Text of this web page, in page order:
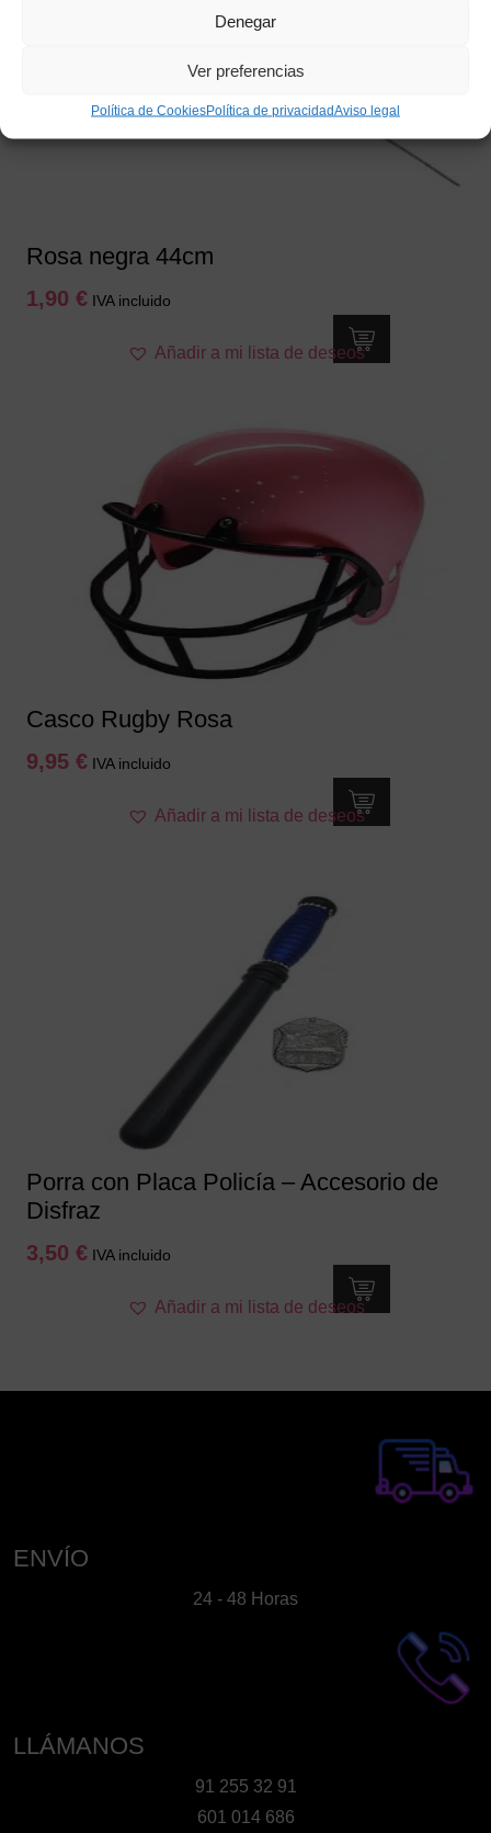
Denegar
Ver preferencias
Política de CookiesPolítica de privacidadAviso legal
Rosa negra 44cm
1,90 € IVA incluido
Añadir a mi lista de deseos
Casco Rugby Rosa
9,95 € IVA incluido
Añadir a mi lista de deseos
Porra con Placa Policía – Accesorio de
Disfraz
3,50 € IVA incluido
Añadir a mi lista de deseos
ENVÍO
24 - 48 Horas
LLÁMANOS
91 255 32 91
601 014 686